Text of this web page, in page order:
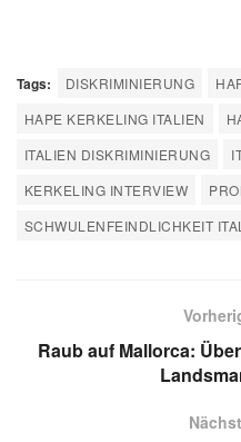
Tags: DISKRIMINIERUNG
HAPE KERKELING ITALIEN
ITALIEN DISKRIMINIERUNG
KERKELING INTERVIEW
SCHWULENFEINDLICHKEIT
Raub auf Mallorca: